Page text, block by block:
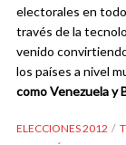
electorales en
través de la
venido
los países a nivel
como Venezuela y
ELECCIONES 2012